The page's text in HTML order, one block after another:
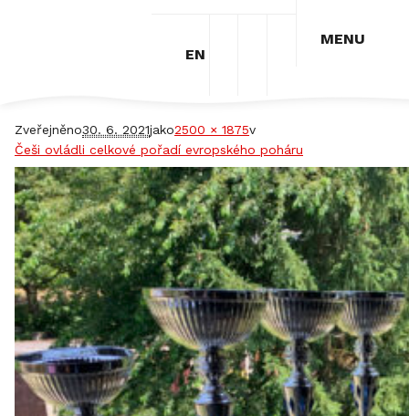
MENU
EN
Zveřejněno30. 6. 2021jako2500 × 1875v
Češi ovládli celkové pořadí evropského poháru